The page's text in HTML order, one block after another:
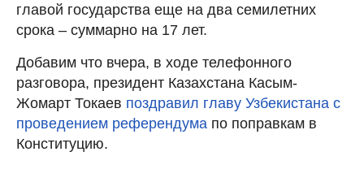
главой государства еще на два семилетних
срока – суммарно на 17 лет.
Добавим что вчера, в ходе телефонного
разговора, президент Казахстана Касым-
Жомарт Токаев поздравил главу Узбекистана с
проведением референдума по поправкам в
Конституцию.